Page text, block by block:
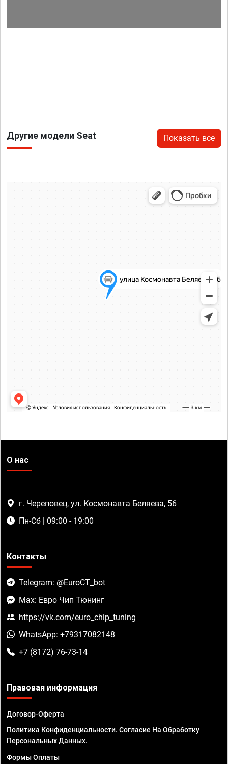
Другие модели Seat Показать все
О нас
г. Череповец, ул. Космонавта Беляева, 56
Пн-Сб | 09:00 - 19:00
Контакты
Telegram: @EuroCT_bot
Max: Евро Чип Тюнинг
https://vk.com/euro_chip_tuning
WhatsApp: +79317082148
+7 (8172) 76-73-14
Правовая информация
Договор-Оферта
Политика Конфиденциальности. Согласие На Обработку
Персональных Данных.
Формы Оплаты